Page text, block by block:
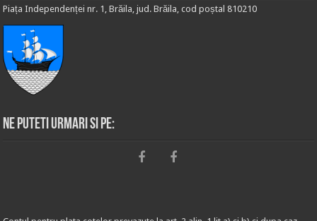
Piața Independenței nr. 1, Brăila, jud. Brăila, cod poștal 810210
Ne puteti urmari si pe: